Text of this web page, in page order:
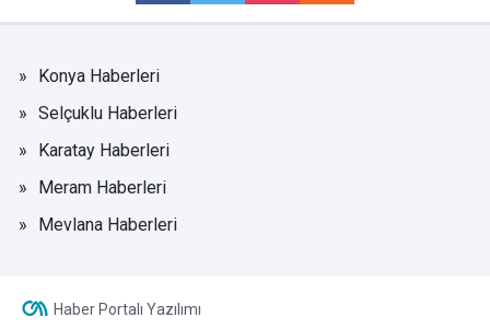
Konya Haberleri
Selçuklu Haberleri
Karatay Haberleri
Meram Haberleri
Mevlana Haberleri
Haber Portalı Yazılımı